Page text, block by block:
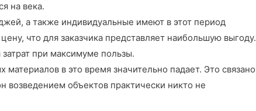
на века.
а также индивидуальные имеют в этот период
что для заказчика представляет наибольшую выгоду.
при максимуме пользы.
материалов в это время значительно падает. Это связано
возведением объектов практически никто не